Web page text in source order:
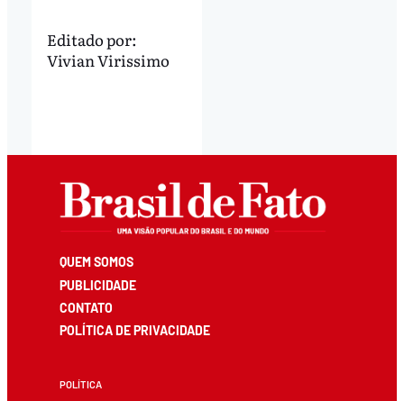
Editado por:
Vivian Virissimo
QUEM SOMOS
PUBLICIDADE
CONTATO
POLÍTICA DE PRIVACIDADE
POLÍTICA